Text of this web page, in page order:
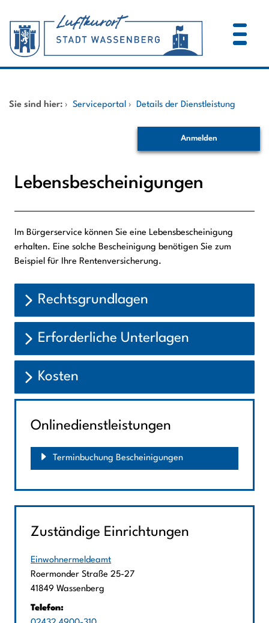
Dienstleistungen A-Z
Sie sind hier: › Serviceportal › Details der Dienstleistung
Anmelden
Lebensbescheinigungen
Beschreibung
Im Bürgerservice können Sie eine Lebensbescheinigung
erhalten. Eine solche Bescheinigung benötigen Sie zum
Beispiel für Ihre Rentenversicherung.
Rechtsgrundlagen
Erforderliche Unterlagen
Kosten
Onlinedienstleistungen
Terminbuchung Bescheinigungen
Zuständige Einrichtungen
Einwohnermeldeamt
Straße:
Roermonder Straße Hausnummer:
25-27
PLZ:
41849 Ort:
Wassenberg
Telefon: